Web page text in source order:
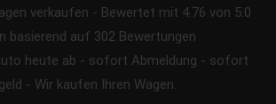
verkaufen - Bewertet mit 4.76 von 5.0
basierend auf 302 Bewertungen
heute ab - sofort Abmeldung - sofort
- Wir kaufen Ihren Wagen.